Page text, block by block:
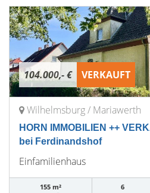
104.000,- € VERKAUFT
Wilhelmsburg / Mariawerth
HORN IMMOBILIEN ++
bei Ferdinandshof
Einfamilienhaus
155 m²
6